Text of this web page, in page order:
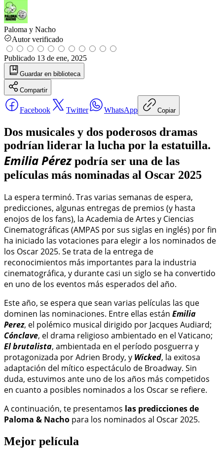
Paloma y Nacho
Autor verificado
Publicado 13 de ene, 2025
Guardar en biblioteca
Compartir
Facebook Twitter WhatsApp Copiar
Dos musicales y dos poderosos dramas
podrían liderar la lucha por la estatuilla.
Emilia Pérezpodría ser una de las
películas más nominadas al Oscar 2025
La espera terminó. Tras varias semanas de espera,
predicciones, algunas entregas de premios (y hasta
enojos de los fans), la Academia de Artes y Ciencias
Cinematográficas (AMPAS por sus siglas en inglés) por fin
ha iniciado las votaciones para elegir a los nominados de
los Oscar 2025. Se trata de la entrega de
reconocimientos más importantes para la industria
cinematográfica, y durante casi un siglo se ha convertido
en uno de los eventos más esperados del año.
Este año, se espera que sean varias películas las que
dominen las nominaciones. Entre ellas están Emilia
Perez, el polémico musical dirigido por Jacques Audiard;
Cónclave, el drama religioso ambientado en el Vaticano;
El brutalista, ambientada en el período posguerra y
protagonizada por Adrien Brody, y Wicked, la exitosa
adaptación del mítico espectáculo de Broadway. Sin
duda, estuvimos ante uno de los años más competidos
en cuanto a posibles nominados a los Oscar se refiere.
A continuación, te presentamos las predicciones de
Paloma & Nacho para los nominados al Oscar 2025.
Mejor película